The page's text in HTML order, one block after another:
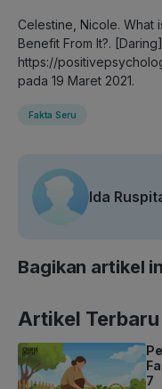
Celestine, Nicole. What
Benefit From It?.
https://
pada 19 Maret 2021.
Fakta Seru
Ida
Bagikan artikel
Artikel Terbaru
7